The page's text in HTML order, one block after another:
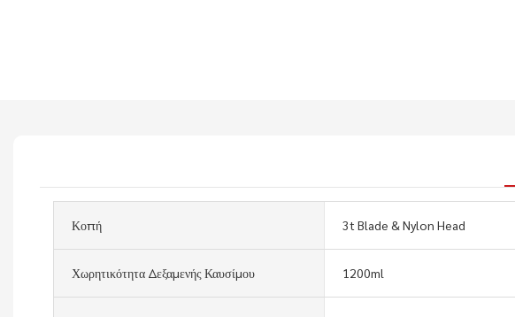
Κοπή 3t Blade & Nylon Head
Χωρητικότητα Δεξαμενής Καυσίμου 1200ml